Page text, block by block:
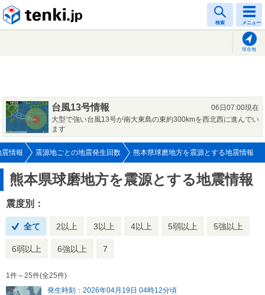
検索 メニュー
現在地
台風13号情報
06日07:00現在
大型で強い台風13号が南大東島の東約300kmを西北西に進んでい
ます
震情報 震源地ごとの地震発生回数 熊本県球磨地方を震源とする地震情報
熊本県球磨地方を震源とする地震情報
震度別：
全て 2以上 3以上 4以上 5弱以上 5強以上
6弱以上 6強以上 7
1件～25件(全25件)
発生時刻：2026年04月19日 04時12分頃